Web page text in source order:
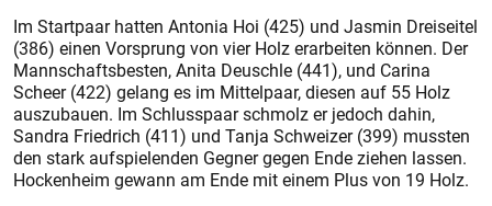
Im Startpaar hatten Antonia Hoi (425) und Jasmin Dreiseitel
(386) einen Vorsprung von vier Holz erarbeiten können. Der
Mannschaftsbesten, Anita Deuschle (441), und Carina
Scheer (422) gelang es im Mittelpaar, diesen auf 55 Holz
auszubauen. Im Schlusspaar schmolz er jedoch dahin,
Sandra Friedrich (411) und Tanja Schweizer (399) mussten
den stark aufspielenden Gegner gegen Ende ziehen lassen.
Hockenheim gewann am Ende mit einem Plus von 19 Holz.